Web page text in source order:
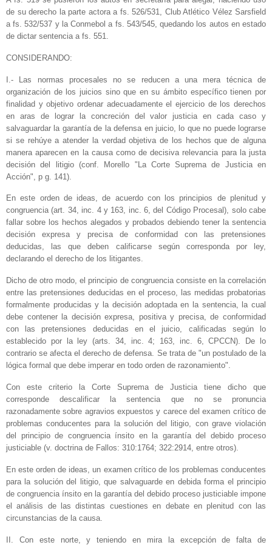
de su derecho la parte actora a fs. 526/531, Club Atlético Vélez Sarsfield
a fs. 532/537 y la Conmebol a fs. 543/545, quedando los autos en estado
de dictar sentencia a fs. 551.
CONSIDERANDO:
I.- Las normas procesales no se reducen a una mera técnica de
organización de los juicios sino que en su ámbito específico tienen por
finalidad y objetivo ordenar adecuadamente el ejercicio de los derechos
en aras de lograr la concreción del valor justicia en cada caso y
salvaguardar la garantía de la defensa en juicio, lo que no puede lograrse
si se rehúye a atender la verdad objetiva de los hechos que de alguna
manera aparecen en la causa como de decisiva relevancia para la justa
decisión del litigio (conf. Morello "La Corte Suprema de Justicia en
Acción", p g. 141).
En este orden de ideas, de acuerdo con los principios de plenitud y
congruencia (art. 34, inc. 4 y 163, inc. 6, del Código Procesal), solo cabe
fallar sobre los hechos alegados y probados debiendo tener la sentencia
decisión expresa y precisa de conformidad con las pretensiones
deducidas, las que deben calificarse según corresponda por ley,
declarando el derecho de los litigantes.
Dicho de otro modo, el principio de congruencia consiste en la correlación
entre las pretensiones deducidas en el proceso, las medidas probatorias
formalmente producidas y la decisión adoptada en la sentencia, la cual
debe contener la decisión expresa, positiva y precisa, de conformidad
con las pretensiones deducidas en el juicio, calificadas según lo
establecido por la ley (arts. 34, inc. 4; 163, inc. 6, CPCCN). De lo
contrario se afecta el derecho de defensa. Se trata de "un postulado de la
lógica formal que debe imperar en todo orden de razonamiento".
Con este criterio la Corte Suprema de Justicia tiene dicho que
corresponde descalificar la sentencia que no se pronuncia
razonadamente sobre agravios expuestos y carece del examen crítico de
problemas conducentes para la solución del litigio, con grave violación
del principio de congruencia ínsito en la garantía del debido proceso
justiciable (v. doctrina de Fallos: 310:1764; 322:2914, entre otros).
En este orden de ideas, un examen crítico de los problemas conducentes
para la solución del litigio, que salvaguarde en debida forma el principio
de congruencia ínsito en la garantía del debido proceso justiciable impone
el análisis de las distintas cuestiones en debate en plenitud con las
circunstancias de la causa.
II. Con este norte, y teniendo en mira la excepción de falta de